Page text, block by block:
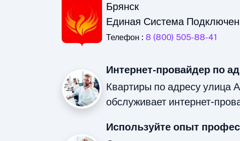
Брянск
Единая Система
Телефон : 8 (800) 505-88-41
Интернет-провайдер по
Квартиры по адресу улица
обслуживает интернет-
Используйте опыт